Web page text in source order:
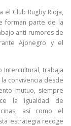
Club Rugby Rioja,
forman parte de la
anti rumores de
Ajonegro y el
Intercultural, trabaja
convivencia desde
mutuo, siempre
la igualdad de
así como el
estrategia recoge